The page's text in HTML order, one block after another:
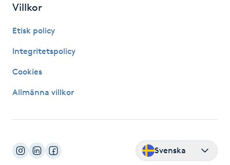
Headspa
Healing
Hollywood Peel
Villkor
Etisk policy
Integritetspolicy
Cookies
Allmänna villkor
Svenska